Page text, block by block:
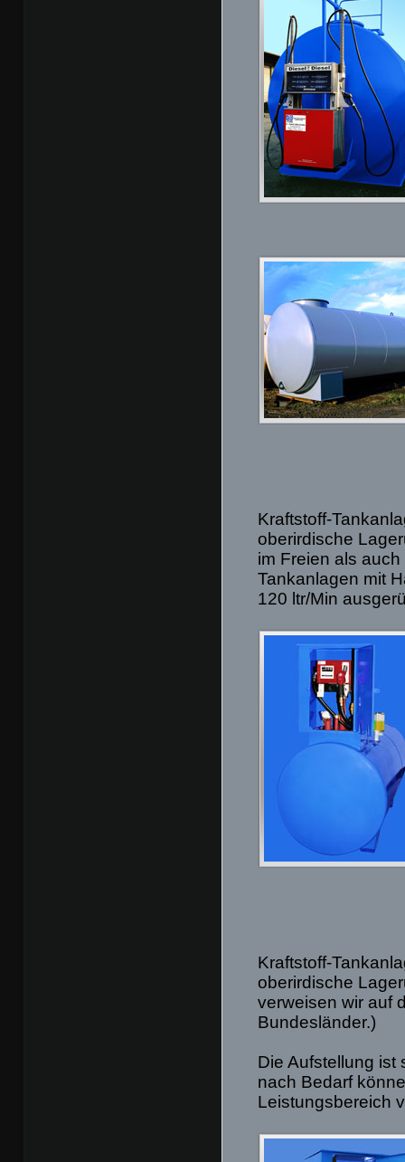
Kraftstoff-
oberirdische
im Freien als
Tankanlagen mit
120 ltr/Min
Kraftstoff-
oberirdische
verweisen wir auf
Bundesländer.)
Die Aufstellung ist
nach Bedarf
Leistungsbereich